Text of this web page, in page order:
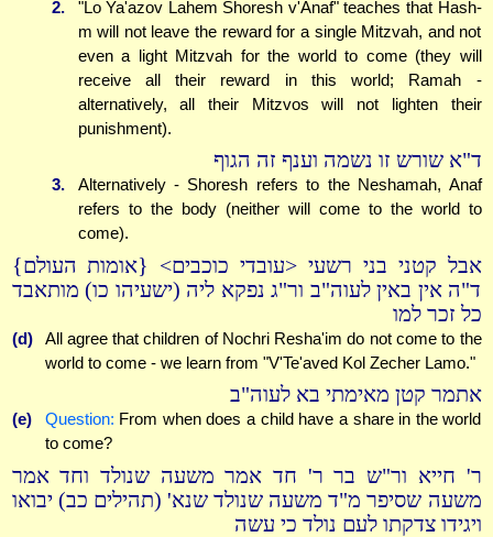
2.
"Lo Ya'azov Lahem Shoresh v'Anaf" teaches that Hash-
m will not leave the reward for a single Mitzvah, and not
even a light Mitzvah for the world to come (they will
receive all their reward in this world; Ramah -
alternatively, all their Mitzvos will not lighten their
punishment).
ד"א שורש זו נשמה וענף זה הגוף
3.
Alternatively - Shoresh refers to the Neshamah, Anaf
refers to the body (neither will come to the world to
come).
אבל קטני בני רשעי <עובדי כוכבים> {אומות העולם}
ד"ה אין באין לעוה"ב ור"ג נפקא ליה (ישעיהו כו) מותאבד
כל זכר למו
(d)
All agree that children of Nochri Resha'im do not come to the
world to come - we learn from "V'Te'aved Kol Zecher Lamo."
אתמר קטן מאימתי בא לעוה"ב
(e) Question: From when does a child have a share in the world
to come?
ר' חייא ור"ש בר ר' חד אמר משעה שנולד וחד אמר
משעה שסיפר מ"ד משעה שנולד שנא' (תהילים כב) יבואו
ויגידו צדקתו לעם נולד כי עשה